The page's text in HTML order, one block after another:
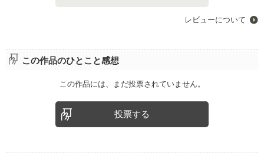
レビューについて
この作品のひとこと感想
この作品には、まだ投票されていません。
投票する